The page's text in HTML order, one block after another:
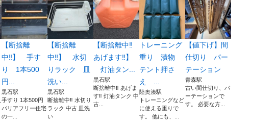
【断捨離
中‼️】 手す
り 1本500
円...
黒石駅
手すり 1本500円
バリアフリー住宅
の一...
【断捨離
中‼️】 水切
りラック 皿
洗い...
黒石駅
断捨離中‼️ 水切り
ラック 中古 皿洗
い
【断捨離中‼️
あげます‼️】
灯油タン...
黒石駅
断捨離中‼️ あげま
す‼️ 灯油タンク 中
古...
トレーニング
重り 漬物
テント押さ
え ...
陸奥湊駅
トレーニングなど
に使える重りで
す。 他にも、...
【値下げ】間
仕切り パー
テーション
青森駅
古い間仕切り、パ
ーテーションで
す。 必要な方...